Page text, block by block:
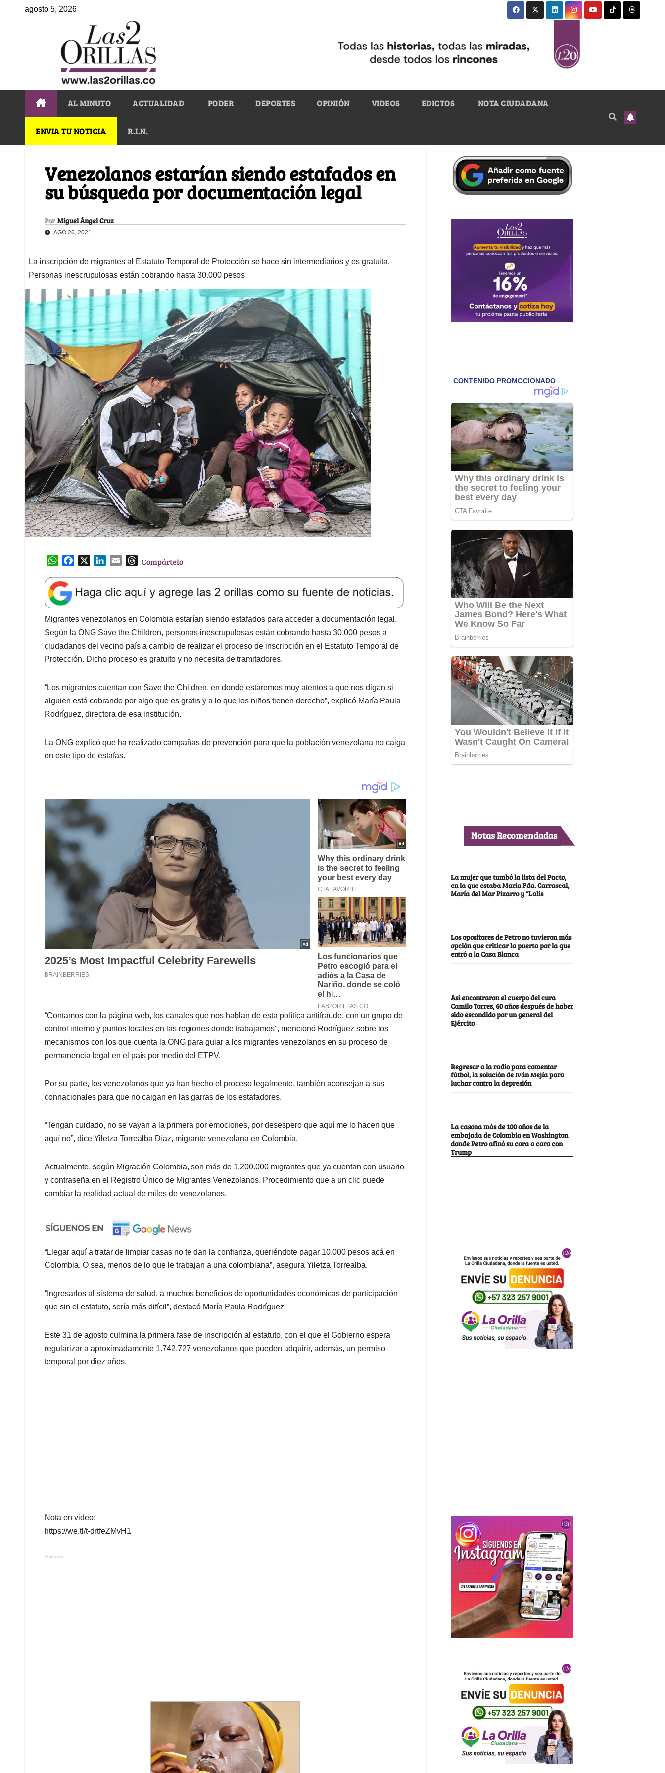
agosto 5, 2026
AL MINUTO ACTUALIDAD PODER DEPORTES OPINIÓN VIDEOS EDICTOS NOTA CIUDADANA
ENVIA TU NOTICIA R.I.N.
Venezolanos estarían siendo estafados en
su búsqueda por documentación legal
Por Miguel Ángel Cruz
AGO 26, 2021
La inscripción de migrantes al Estatuto Temporal de Protección se hace sin intermediarios y es gratuita.
Personas inescrupulosas están cobrando hasta 30.000 pesos
W
a
t
s
A
p
p
e
b
o
o
k
k
e
d
I
n
l
T
e
a
d
s
Compártelo
Migrantes venezolanos en Colombia estarían siendo estafados para acceder a documentación legal.
Según la ONG Save the Children, personas inescrupulosas están cobrando hasta 30.000 pesos a
ciudadanos del vecino país a cambio de realizar el proceso de inscripción en el Estatuto Temporal de
Protección. Dicho proceso es gratuito y no necesita de tramitadores.
“Los migrantes cuentan con Save the Children, en donde estaremos muy atentos a que nos digan si
alguien está cobrando por algo que es gratis y a lo que los niños tienen derecho”, explicó María Paula
Rodríguez, directora de esa institución.
La ONG explicó que ha realizado campañas de prevención para que la población venezolana no caiga
en este tipo de estafas.
“Contamos con la página web, los canales que nos hablan de esta política antifraude, con un grupo de
control interno y puntos focales en las regiones donde trabajamos”, mencionó Rodríguez sobre los
mecanismos con los que cuenta la ONG para guiar a los migrantes venezolanos en su proceso de
permanencia legal en el país por medio del ETPV.
Por su parte, los venezolanos que ya han hecho el proceso legalmente, también aconsejan a sus
connacionales para que no caigan en las garras de los estafadores.
“Tengan cuidado, no se vayan a la primera por emociones, por desespero que aquí me lo hacen que
aquí no”, dice Yiletza Torrealba Díaz, migrante venezolana en Colombia.
Actualmente, según Migración Colombia, son más de 1.200.000 migrantes que ya cuentan con usuario
y contraseña en el Registro Único de Migrantes Venezolanos. Procedimiento que a un clic puede
cambiar la realidad actual de miles de venezolanos.
“Llegar aquí a tratar de limpiar casas no te dan la confianza, queriéndote pagar 10.000 pesos acá en
Colombia. O sea, menos de lo que le trabajan a una colombiana”, asegura Yiletza Torrealba.
“Ingresarlos al sistema de salud, a muchos beneficios de oportunidades económicas de participación
que sin el estatuto, sería más difícil”, destacó María Paula Rodríguez.
Este 31 de agosto culmina la primera fase de inscripción al estatuto, con el que el Gobierno espera
regularizar a aproximadamente 1.742.727 venezolanos que pueden adquirir, además, un permiso
temporal por diez años.
Nota en video:
https://we.tl/t-drtfeZMvH1
Anuncios.
Notas Recomendadas
La mujer que tumbó la lista del Pacto,
en la que estaba María Fda. Carrascal,
María del Mar Pizarro y “Lalis
Los opositores de Petro no tuvieron más
opción que criticar la puerta por la que
entró a la Casa Blanca
Así encontraron el cuerpo del cura
Camilo Torres, 60 años después de haber
sido escondido por un general del
Ejército
Regresar a la radio para comentar
fútbol, la solución de Iván Mejía para
luchar contra la depresión
La casona más de 100 años de la
embajada de Colombia en Washington
donde Petro afinó su cara a cara con
Trump